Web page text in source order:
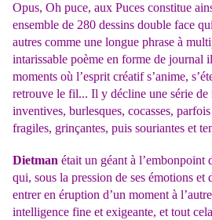
Opus, Oh puce, aux Puces constitue
ensemble de 280 dessins double face qui
autres comme une longue phrase à
intarissable poème en forme de journal
moments où l’esprit créatif s’anime,
retrouve le fil... Il y décline une série de
inventives, burlesques, cocasses,
fragiles, grinçantes, puis souriantes et
Dietman était un géant à l’embonpoint
qui, sous la pression de ses émotions et
entrer en éruption d’un moment à
intelligence fine et exigeante, et tout